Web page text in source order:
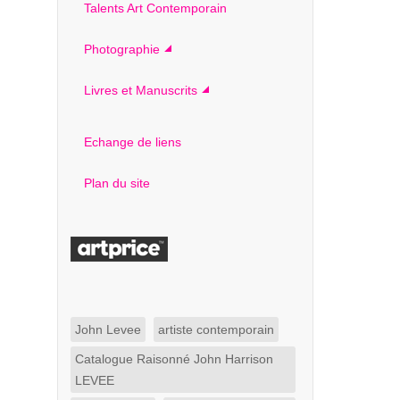
Talents Art Contemporain
Photographie
Livres et Manuscrits
Echange de liens
Plan du site
John Levee artiste contemporain
Catalogue Raisonné John Harrison
LEVEE